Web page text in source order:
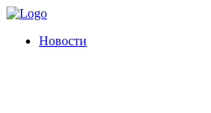
Новости